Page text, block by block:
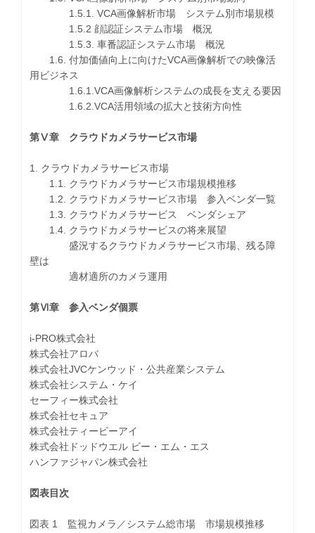
1.5.1. VCA画像解析市場 システム別市場規模
1.5.2 顔認証システム市場 概況
1.5.3. 車番認証システム市場 概況
1.6. 付加価値向上に向けたVCA画像解析での映像活
用ビジネス
1.6.1.VCA画像解析システムの成長を支える要因
1.6.2.VCA活用領域の拡大と技術方向性
第Ⅴ章 クラウドカメラサービス市場
1. クラウドカメラサービス市場
1.1. クラウドカメラサービス市場規模推移
1.2. クラウドカメラサービス市場 参入ベンダ一覧
1.3. クラウドカメラサービス ベンダシェア
1.4. クラウドカメラサービスの将来展望
盛況するクラウドカメラサービス市場、残る障
壁は
適材適所のカメラ運用
第Ⅵ章 参入ベンダ個票
i-PRO株式会社
株式会社アロバ
株式会社JVCケンウッド・公共産業システム
株式会社システム・ケイ
セーフィー株式会社
株式会社セキュア
株式会社ティービーアイ
株式会社ドッドウエル ビー・エム・エス
ハンファジャパン株式会社
図表目次
図表 1 監視カメラ／システム総市場 市場規模推移